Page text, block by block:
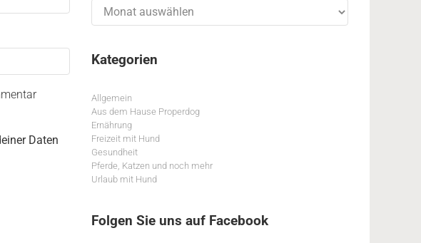
Daten
Kategorien
Allgemein
Aus dem Hause Properdog
Ernährung
Freizeit mit Hund
Gesundheit
Pferde, Katzen und noch mehr
Urlaub mit Hund
Folgen Sie uns auf Facebook